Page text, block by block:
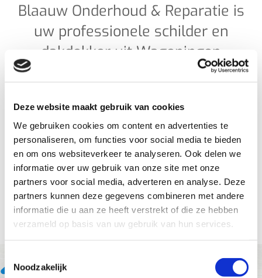
Deze website maakt gebruik van cookies
We gebruiken cookies om content en advertenties te
personaliseren, om functies voor social media te bieden
en om ons websiteverkeer te analyseren. Ook delen we
informatie over uw gebruik van onze site met onze
partners voor social media, adverteren en analyse. Deze
partners kunnen deze gegevens combineren met andere
informatie die u aan ze heeft verstrekt of die ze hebben
verzameld op basis van uw gebruik van hun services.
Noodzakelijk
Blaauw Onderhoud & Reparatie is
uw professionele schilder en
dakdekker uit Wageningen
Voor een schilder of dakdekker die vakwerk levert met
Reparatie uit Wageningen aan het juiste adres. Ons
motto: vraag niet wat wij kunnen, wij doen wat u
vraagt. Blaauw is een gespecialiseerd bedrijf met
uitgebreide vakkennis in dakbedekking, aan- en verbouw
en schilderwerk.
Lees meer over ons